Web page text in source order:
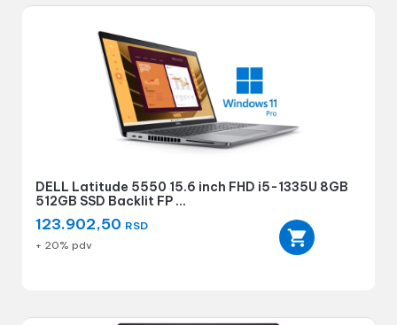
DELL Latitude 5550 15.6 inch FHD i5-1335U 8GB
512GB SSD Backlit FP ...
123.902,50 RSD
+ 20% pdv